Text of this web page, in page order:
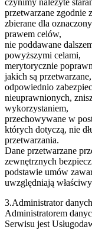
przetwarzane zgodnie
zbierane dla
prawem celów,
nie poddawane
powyższymi celami,
merytorycznie
jakich są przetwarzane,
odpowiednio
nieuprawnionych,
wykorzystaniem,
przechowywane w
których dotyczą, nie
przetwarzania.
Dane przetwarzane
zewnętrznych
podstawie umów
uwzględniają
3.Administrator
Administratorem
Serwisu jest